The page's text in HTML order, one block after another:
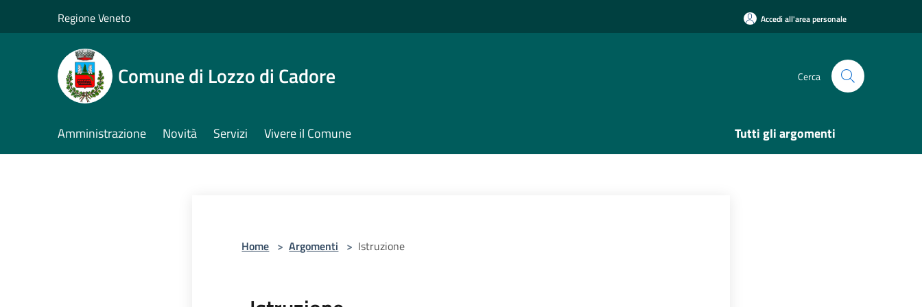
Regione Veneto Accedi all'area personale
Comune di Lozzo di Cadore Cerca
Amministrazione Novità Servizi Vivere il Comune Tutti gli argomenti
Home > Argomenti > Istruzione